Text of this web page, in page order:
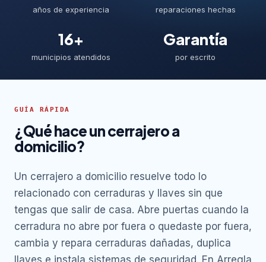
años de experiencia reparaciones hechas
16+
municipios atendidos
Garantía
por escrito
GUÍA RÁPIDA
¿Qué hace un cerrajero a
domicilio?
Un cerrajero a domicilio resuelve todo lo
relacionado con cerraduras y llaves sin que
tengas que salir de casa. Abre puertas cuando la
cerradura no abre por fuera o quedaste por fuera,
cambia y repara cerraduras dañadas, duplica
llaves e instala sistemas de seguridad. En Arregla